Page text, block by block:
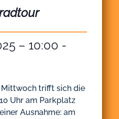
– 10:00 -
trifft sich die
Uhr am Parkplatz
Ausnahme: am